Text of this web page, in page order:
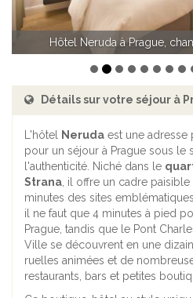
Hôtel Neruda à Prague,
Détails sur votre séjour à
L'hôtel Neruda est une adresse
pour un séjour à Prague sous le
l'authenticité. Niché dans le
Strana, il offre un cadre
minutes des sites
il ne faut que 4 minutes à pied
Prague, tandis que le Pont
Ville se découvrent en une
ruelles animées et de
restaurants, bars et petites